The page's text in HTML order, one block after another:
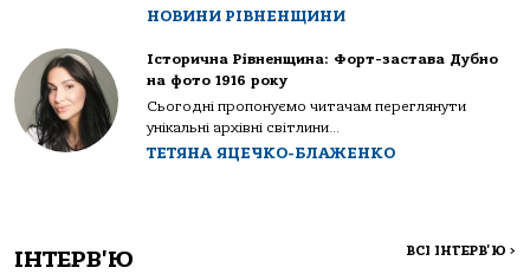
НОВИНИ РІВНЕНЩИНИ
Історична Рівненщина: Форт-застава Дубно
на фото 1916 року
Сьогодні пропонуємо читачам переглянути
унікальні архівні світлини...
ТЕТЯНА ЯЦЕЧКО-БЛАЖЕНКО
ІНТЕРВ'Ю ВСІ ІНТЕРВ'Ю >